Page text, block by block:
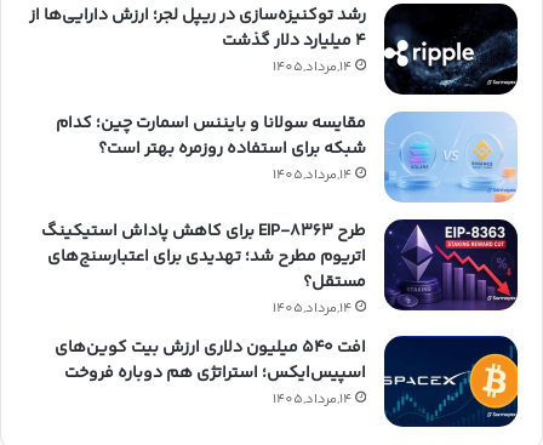
رشد توکنیزه‌سازی در ریپل لجر؛ ارزش دارایی‌ها از
۴ میلیارد دلار گذشت
14,مرداد,1405
مقایسه سولانا و بایننس اسمارت چین؛ کدام
شبکه برای استفاده روزمره بهتر است؟
14,مرداد,1405
طرح EIP-8363 برای کاهش پاداش استیکینگ
اتریوم مطرح شد؛ تهدیدی برای اعتبارسنج‌های
مستقل؟
14,مرداد,1405
افت ۵۴۰ میلیون دلاری ارزش بیت کوین‌های
اسپیس‌ایکس؛ استراتژی هم دوباره فروخت
14,مرداد,1405